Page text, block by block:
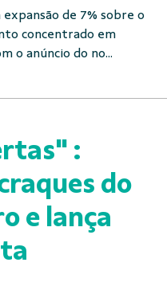
de 7% sobre o
concentrado em
o anúncio do no...
:
do
e lança